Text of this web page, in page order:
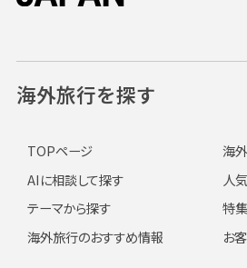
海外旅行を探す
TOPページ
海
AIに相談して探す
人
テーマから探す
特
海外旅行のおすすめ情報
お